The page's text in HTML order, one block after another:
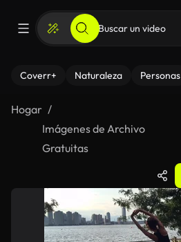
Coverr+ Naturaleza Personas
Hogar
Imágenes de Archivo
Gratuitas